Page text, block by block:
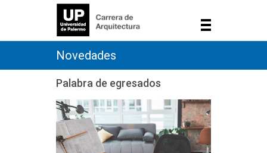
Novedades
Palabra de egresados